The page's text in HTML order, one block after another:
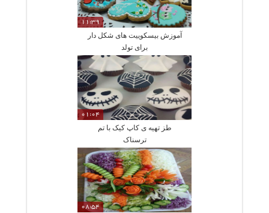
11:39
آموزش بیسکوییت های شکل دار
برای تولد
01:04
طز تهیه ی کاپ کیک با تم
ترسناک
08:54